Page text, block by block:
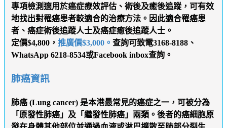
專項檢測適用於癌症療效評估、術後及癒後追蹤，可有效
地找出對罹癌患者較適合的治療方法。因此適合罹癌患
者、癌症術後追蹤人士及癌症癒後追蹤人士。
定價$4,800， 推廣價$3,000。 查詢可致電3168-8188、
WhatsApp 6218-8534或Facebook inbox查詢。
肺癌資訊
肺癌 (Lung cancer) 是本港最常見的癌症之一，可被分為
「原發性肺癌」及「繼發性肺癌」兩類。後者的癌細胞原